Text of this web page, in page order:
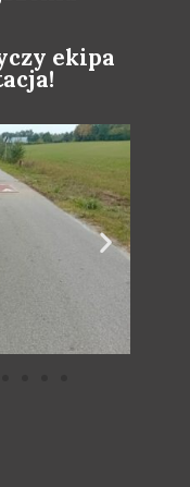
ekipa